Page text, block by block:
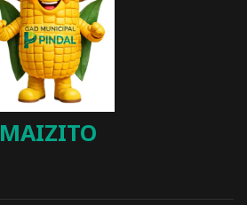
MAIZITO